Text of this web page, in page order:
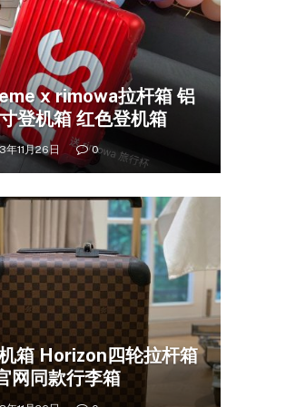
x rimowa拉杆箱 铝
登机箱 红色登机箱
年11月26日 0
箱 Horizon四轮拉杆箱
网同款行李箱